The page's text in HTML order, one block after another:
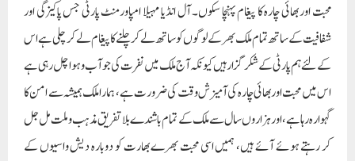
محبت اور بھائی چارہ کا پیغام پہنچا سکوں۔ آل انڈیا مہیلا امپاورمنٹ پارٹی جس پاکیزگی اور
شفافیت کے ساتھ تمام ملک بھر کے لوگوں کو ساتھ لے کر چلنے کا پیغام لے کر چلی ہے اس
کے لئے ہم پارٹی کے شکر گزار ہیں کیونکہ آج ملک میں نفرت کی جو آب وہوا چل رہی ہے
اس میں محبت اور بھائی چارہ کی آمیزش وقت کی ضرورت ہے، ہمارا ملک ہمیشہ سے امن کا
گہوارہ رہا ہے، اور ہزاروں سال سے ملک کے تمام باشندے بلا تفریق مذہب و ملت مل جل
کر رہتے ہوئے آئے ہیں، ہمیں اسی محبت بھرے بھارت کو دوبارہ دیش واسیوں کے